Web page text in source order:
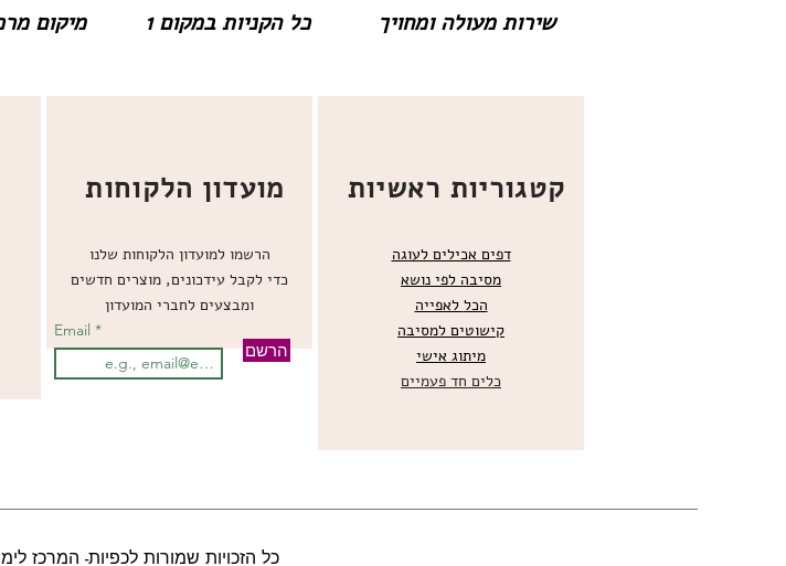
מיקום כל הקניות במקום 1 שירות מעולה ומחויך
מועדון הלקוחות
הרשמו למועדון הלקוחות שלנו
כדי לקבל עידכונים, מוצרים חדשים
ומבצעים לחברי המועדון
קטגוריות ראשיות
דפים אכילים לעוגה
מסיבה לפי נושא
הכל לאפייה
קישוטים למסיבה
מיתוג אישי
כלים חד פעמיים
Email
הרשם
© כל הזכויות שמורות לכפיות- המרכז לימי